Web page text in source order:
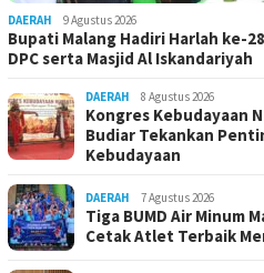
DAERAH 9 Agustus 2026
Bupati Malang Hadiri Harlah ke-
DPC serta Masjid Al Iskandariyah
DAERAH 8 Agustus 2026
Kongres Kebudayaan
Budiar Tekankan
Kebudayaan
DAERAH 7 Agustus 2026
Tiga BUMD Air Minum
Cetak Atlet Terbaik